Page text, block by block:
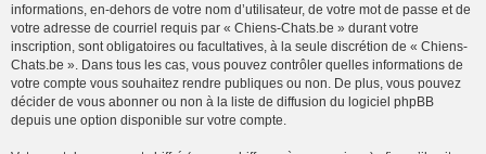
informations, en-dehors de votre nom d’utilisateur, de votre mot de passe et de
votre adresse de courriel requis par « Chiens-Chats.be » durant votre
inscription, sont obligatoires ou facultatives, à la seule discrétion de « Chiens-
Chats.be ». Dans tous les cas, vous pouvez contrôler quelles informations de
votre compte vous souhaitez rendre publiques ou non. De plus, vous pouvez
décider de vous abonner ou non à la liste de diffusion du logiciel phpBB
depuis une option disponible sur votre compte.